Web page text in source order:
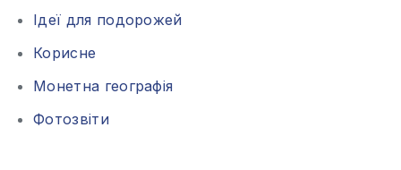
Ідеї для подорожей
Корисне
Монетна географія
Фотозвіти